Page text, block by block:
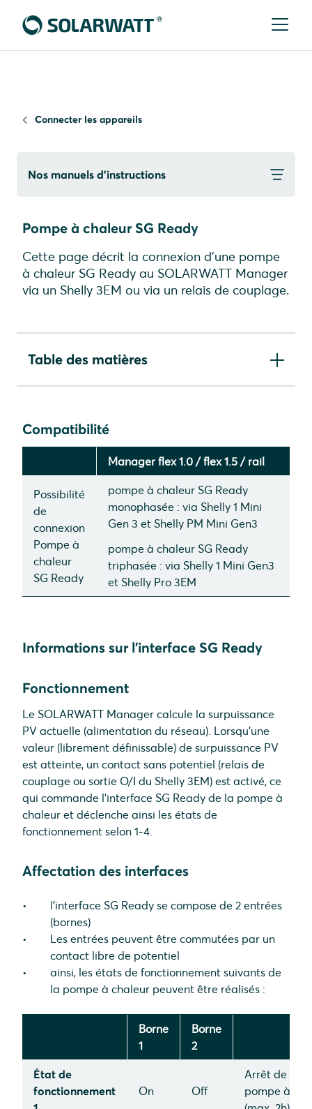
Connecter les appareils
Nos manuels d’instructions
Pompe à chaleur SG Ready
Cette page décrit la connexion d'une pompe
à chaleur SG Ready au SOLARWATT Manager
via un Shelly 3EM ou via un relais de couplage.
Table des matières
Shelly 1 Mini et Shelly PM Mini pour saisir la
pompe à chaleur SG Ready
Configuration dans SmartSetup
Réglages de l'optimisation PV
Compatibilité
Manager flex 1.0 / flex 1.5 / rail
Possibilité
de
connexion
Pompe à
chaleur
SG Ready
pompe à chaleur SG Ready
monophasée : via Shelly 1 Mini
Gen 3 et Shelly PM Mini Gen3
pompe à chaleur SG Ready
triphasée : via Shelly 1 Mini Gen3
et Shelly Pro 3EM
Informations sur l'interface SG Ready
Fonctionnement
Le SOLARWATT Manager calcule la surpuissance
PV actuelle (alimentation du réseau). Lorsqu'une
valeur (librement définissable) de surpuissance PV
est atteinte, un contact sans potentiel (relais de
couplage ou sortie O/I du Shelly 3EM) est activé, ce
qui commande l'interface SG Ready de la pompe à
chaleur et déclenche ainsi les états de
fonctionnement selon 1-4.
Affectation des interfaces
l'interface SG Ready se compose de 2 entrées
(bornes)
Les entrées peuvent être commutées par un
contact libre de potentiel
ainsi, les états de fonctionnement suivants de
la pompe à chaleur peuvent être réalisés :
Borne
1
Borne
2
État de
fonctionnement
On Off
Arrêt de la
pompe à